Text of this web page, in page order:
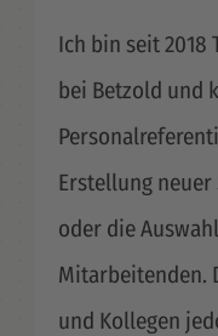
Ich bin seit 2018
bei Betzold und
Erstellung
oder die
Mitarbeitenden.
und Kollegen